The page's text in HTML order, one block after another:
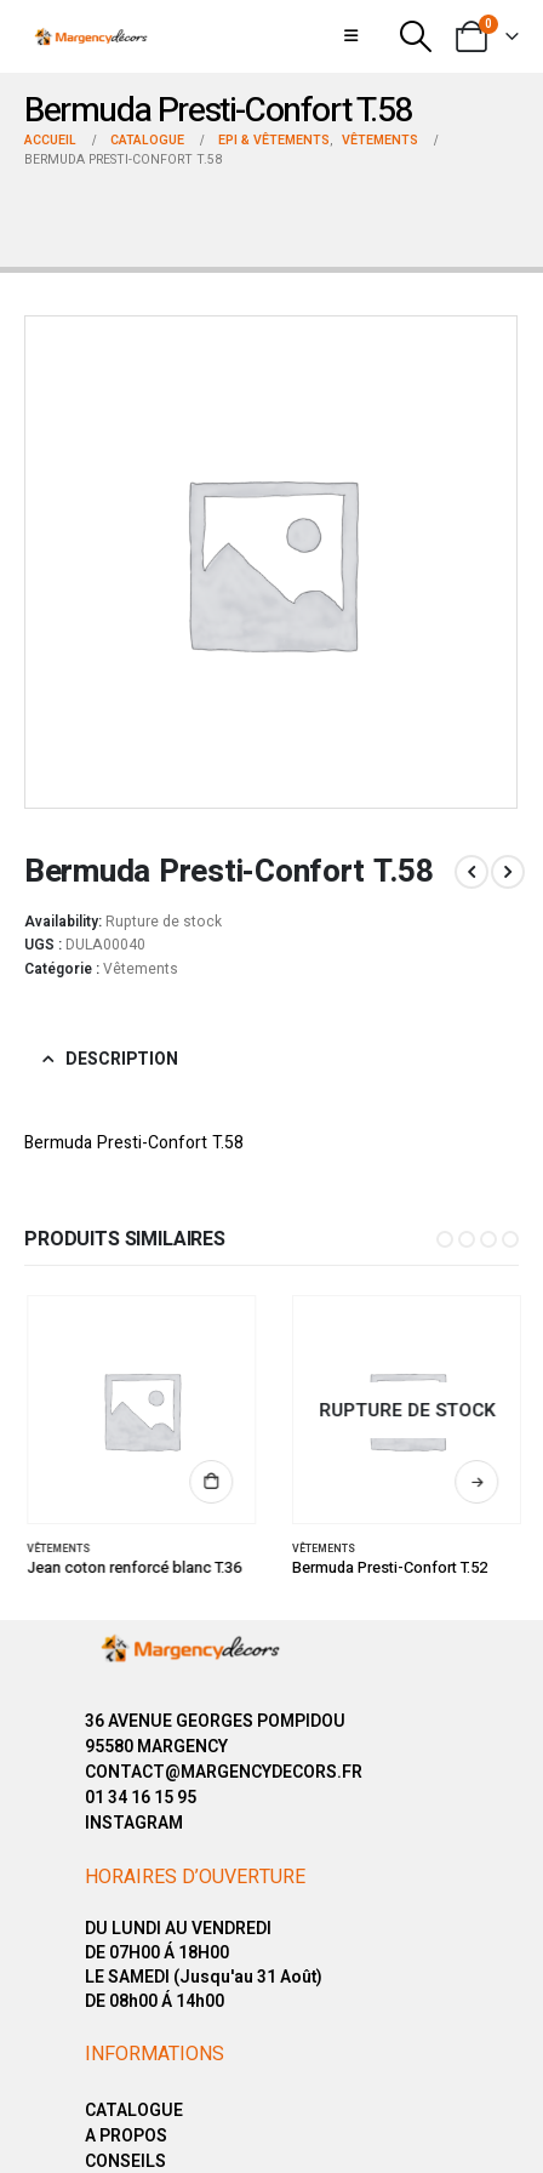
0
Bermuda Presti-Confort T.58
ACCUEIL CATALOGUE EPI & VÊTEMENTS, VÊTEMENTS
BERMUDA PRESTI-CONFORT T.58
Bermuda Presti-Confort T.58
Availability: Rupture de stock
UGS : DULA00040
Catégorie :Vêtements
DESCRIPTION
Bermuda Presti-Confort T.58
PRODUITS SIMILAIRES
VÊTEMENTS
Jean coton renforcé blanc T.36
RUPTURE DE STOCK
VÊTEMENTS
Bermuda Presti-Confort T.52
36 AVENUE GEORGES POMPIDOU
95580 MARGENCY
CONTACT@MARGENCYDECORS.FR
01 34 16 15 95
INSTAGRAM
HORAIRES D’OUVERTURE
DU LUNDI AU VENDREDI
DE 07H00 Á 18H00
LE SAMEDI (Jusqu'au 31 Août)
DE 08h00 Á 14h00
INFORMATIONS
CATALOGUE
A PROPOS
CONSEILS